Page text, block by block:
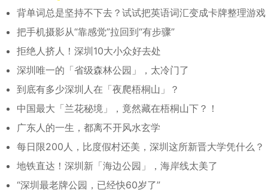
背单词总是坚持不下去？试试把英语词汇变成卡牌整理游戏
把手机摄影从“靠感觉”拉回到“有步骤”
拒绝人挤人！深圳10大小众好去处
深圳唯一的「省级森林公园」，太冷门了
到底有多少深圳人在「夜爬梧桐山」？
中国最大「兰花秘境」，竟然藏在梧桐山下？！
广东人的一生，都离不开风水玄学
每日限200人，比度假村还美，深圳这所新晋大学凭什么？
地铁直达！深圳新「海边公园」，海岸线太美了
“深圳最老牌公园，已经快60岁了”